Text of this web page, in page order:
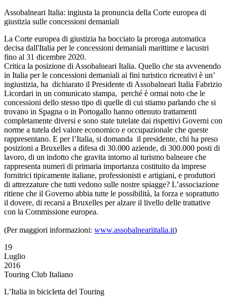
Assobalneari Italia: ingiusta la pronuncia della Corte europea di
giustizia sulle concessioni demaniali
La Corte europea di giustizia ha bocciato la proroga automatica
decisa dall'Italia per le concessioni demaniali marittime e lacustri
fino al 31 dicembre 2020.
Critica la posizione di Assobalneari Italia. Quello che sta avvenendo
in Italia per le concessioni demaniali ai fini turistico ricreativi è un’
ingiustizia, ha dichiarato il Presidente di Assobalneari Italia Fabrizio
Licordari in un comunicato stampa, perché è ormai noto che le
concessioni dello stesso tipo di quelle di cui stiamo parlando che si
trovano in Spagna o in Portogallo hanno ottenuto trattamenti
completamente diversi e sono state tutelate dai rispettivi Governi con
norme a tutela del valore economico e occupazionale che queste
rappresentano. E per l’Italia, si domanda il presidente, chi ha preso
posizioni a Bruxelles a difesa di 30.000 aziende, di 300.000 posti di
lavoro, di un indotto che gravita intorno al turismo balneare che
rappresenta numeri di primaria importanza costituito da imprese
fornitrici tipicamente italiane, professionisti e artigiani, e produttori
di attrezzature che tutti vedono sulle nostre spiagge? L’associazione
ritiene che il Governo abbia tutte le possibilità, la forza e soprattutto
il dovere, di recarsi a Bruxelles per alzare il livello delle trattative
con la Commissione europea.
(Per maggiori informazioni: www.assobalneariitalia.it)
19
Luglio
2016
Touring Club Italiano
L’Italia in bicicletta del Touring